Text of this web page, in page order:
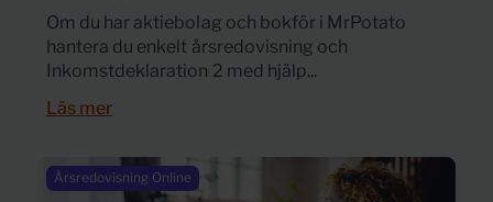
Om du har aktiebolag och bokför i MrPotato
hantera du enkelt årsredovisning och
Inkomstdeklaration 2 med hjälp...
Läs mer
Årsredovisning Online